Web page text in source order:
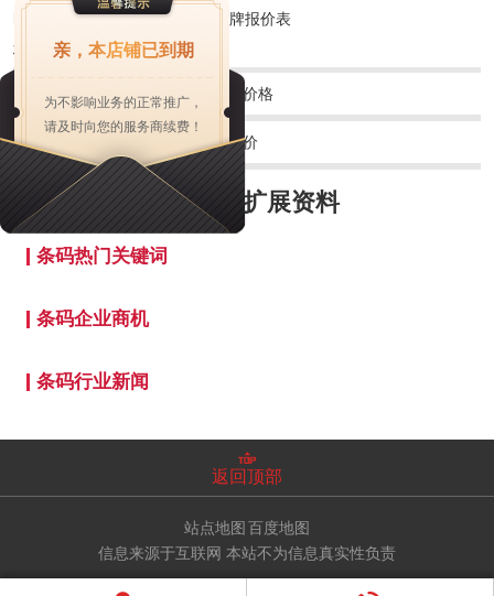
时间连续打印的要求。氧化铝标牌报价表
标签： 条码
上一篇：辽宁医用金属条码制造价格
下一篇： 陕西耐高温条码厂家报价
***公司 扩展资料
条码热门关键词
条码企业商机
条码行业新闻
返回顶部
站点地图百度地图
信息来源于互联网 本站不为信息真实性负责
亲，本店铺已到期
为不影响业务的正常推广，
请及时向您的服务商续费！